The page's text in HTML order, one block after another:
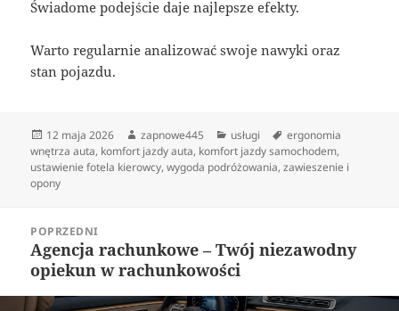
Świadome podejście daje najlepsze efekty.
Warto regularnie analizować swoje nawyki oraz
stan pojazdu.
Data
publikacji
12 maja 2026 Autor
zapnowe445 Kategorie
usługi Tagi
ergonomia
wnętrza auta, komfort jazdy auta, komfort jazdy samochodem,
ustawienie fotela kierowcy,wygoda podróżowania,zawieszenie i
opony
wpisuPOPRZEDNI
Poprzedni
wpis:
Agencja rachunkowe – Twój niezawodny
opiekun w rachunkowości